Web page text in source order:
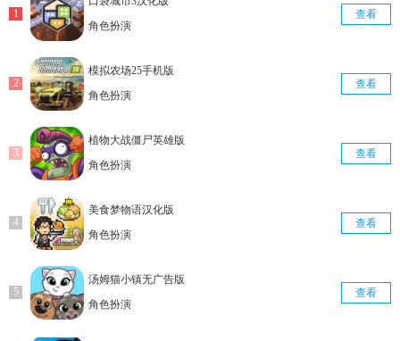
角色扮演
查看
模拟农场25手机版
角色扮演
查看
植物大战僵尸英雄版
角色扮演
查看
美食梦物语汉化版
角色扮演
查看
汤姆猫小镇无广告版
角色扮演
查看